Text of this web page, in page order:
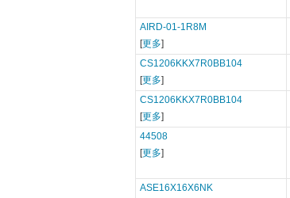
AIRD-01-1R8M
[更多]
CS1206KKX7R0BB104
[更多]
CS1206KKX7R0BB104
[更多]
44508
[更多]
ASE16X16X6NK